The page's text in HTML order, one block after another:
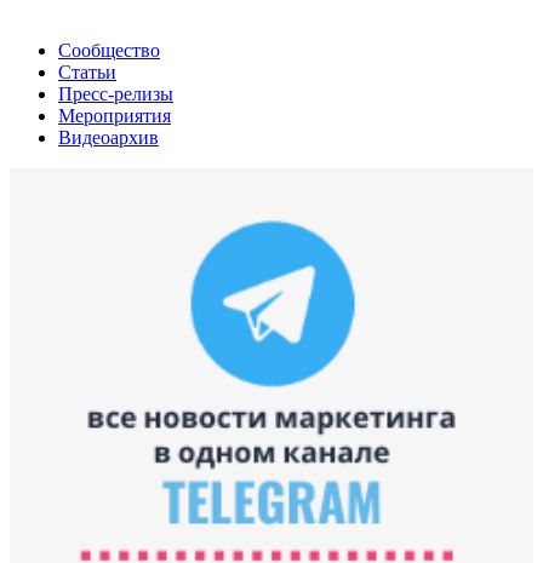
Сообщество
Статьи
Пресс-релизы
Мероприятия
Видеоархив